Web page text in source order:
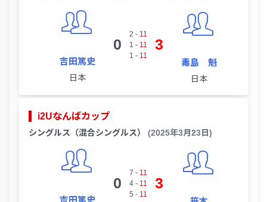
吉田篤史
日本
0
2 - 11
1 - 11
1 - 11
3
毒島 魁
日本
i2Uなんばカップ
シングルス（混合シングルス） (2025年3月23日)
吉田篤史
0
7 - 11
4- 11
5 - 11
3